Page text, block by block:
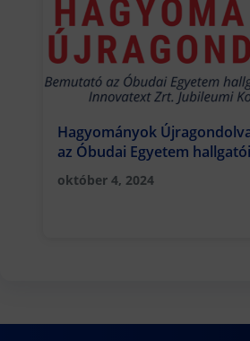
Hagyományok
az Óbudai Egyetem
az Innovatext Zrt. Jubileumi
október 4, 2024